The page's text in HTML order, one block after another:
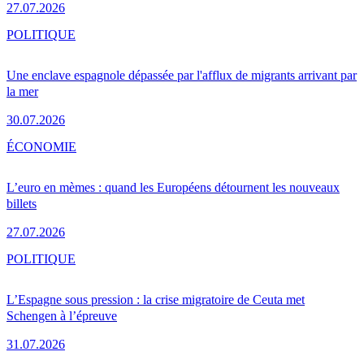
27.07.2026
Une enclave espagnole dépassée par l'afflux de migrants arrivant par
la mer
30.07.2026
POLITIQUE
L’euro en mèmes : quand les Européens détournent les nouveaux
billets
27.07.2026
ÉCONOMIE
L’Espagne sous pression : la crise migratoire de Ceuta met
Schengen à l’épreuve
31.07.2026
POLITIQUE